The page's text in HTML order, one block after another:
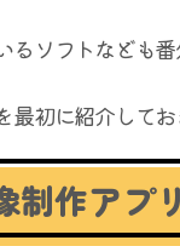
ソフトなども番
最初に紹介して
制作アプ